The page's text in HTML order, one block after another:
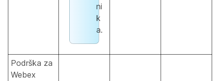
ni
k
a.
Podrška za
Webex